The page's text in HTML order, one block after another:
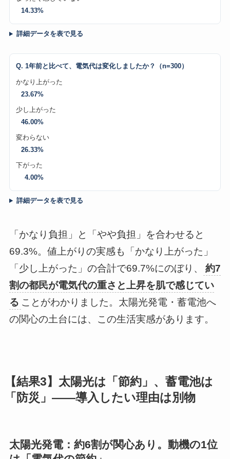
14.33%
詳細データを表で見る
Q. 1年前と比べて、電気代は変化しましたか？（n=300）
かなり上がった
23.67%
少し上がった
46.00%
変わらない
26.33%
下がった
4.00%
詳細データを表で見る
「かなり負担」と「やや負担」を合わせると
69.3%。値上がりの実感も「かなり上がった」
「少し上がった」の合計で69.7%にのぼり、
約7
割の都民が電気代の重さと上昇を肌で感じてい
る ことがわかりました。太陽光発電・蓄電池へ
の関心の土台には、この生活実感があります。
【結果3】太陽光は「節約」、蓄電池は
「防災」——導入したい理由は別物
太陽光発電：約6割が関心あり。動機の1位